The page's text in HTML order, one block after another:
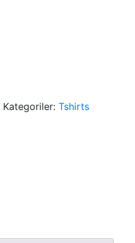
Kategoriler: Tshirts